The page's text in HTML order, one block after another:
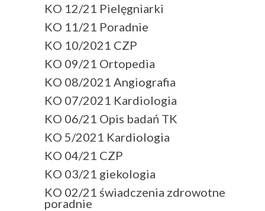
KO 12/21 Pielęgniarki
KO 11/21 Poradnie
KO 10/2021 CZP
KO 09/21 Ortopedia
KO 08/2021 Angiografia
KO 07/2021 Kardiologia
KO 06/21 Opis badań TK
KO 5/2021 Kardiologia
KO 04/21 CZP
KO 03/21 giekologia
KO 02/21 świadczenia zdrowotne
poradnie